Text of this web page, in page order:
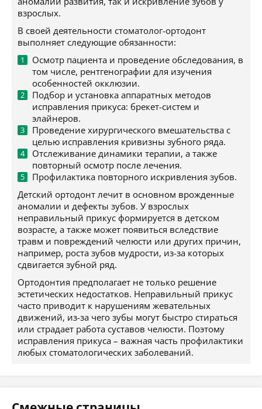
взрослых.
В своей деятельности стоматолог-ортодонт
выполняет следующие обязанности:
Осмотр пациента и проведение обследования, в
том числе, рентгенографии для изучения
особенностей окклюзии.
Подбор и установка аппаратных методов
исправления прикуса: брекет-систем и
элайнеров.
Проведение хирургического вмешательства с
целью исправления кривизны зубного ряда.
Отслеживание динамики терапии, а также
повторный осмотр после лечения.
Профилактика повторного искривления зубов.
Детский ортодонт лечит в основном врожденные
аномалии и дефекты зубов. У взрослых
неправильный прикус формируется в детском
возрасте, а также может появиться вследствие
травм и повреждений челюсти или других причин,
например, роста зубов мудрости, из-за которых
сдвигается зубной ряд.
Ортодонтия предполагает не только решение
эстетических недостатков. Неправильный прикус
часто приводит к нарушениям жевательных
движений, из-за чего зубы могут быстро стираться
или страдает работа суставов челюсти. Поэтому
исправления прикуса – важная часть профилактики
любых стоматологических заболеваний.